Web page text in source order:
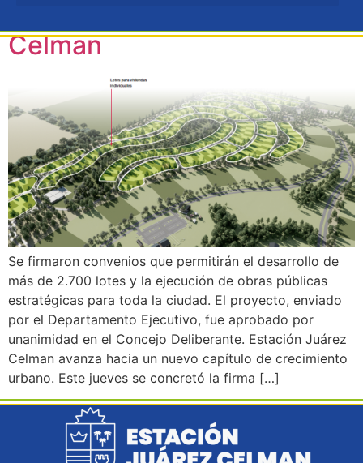
Celman
Se firmaron convenios que permitirán el desarrollo de
más de 2.700 lotes y la ejecución de obras públicas
estratégicas para toda la ciudad. El proyecto, enviado
por el Departamento Ejecutivo, fue aprobado por
unanimidad en el Concejo Deliberante. Estación Juárez
Celman avanza hacia un nuevo capítulo de crecimiento
urbano. Este jueves se concretó la firma […]